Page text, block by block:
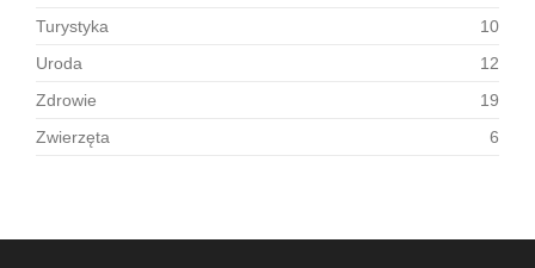
Turystyka
10
Uroda
12
Zdrowie
19
Zwierzęta
6